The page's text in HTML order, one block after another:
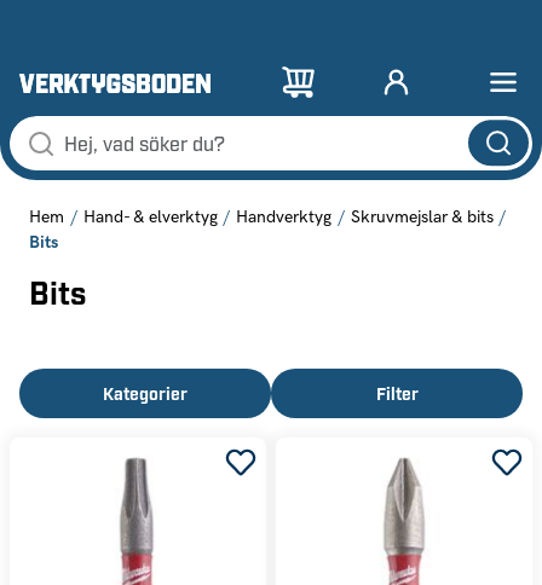
Hem Hand- & elverktyg Handverktyg Skruvmejslar & bits
Bits
Bits
Kategorier Filter